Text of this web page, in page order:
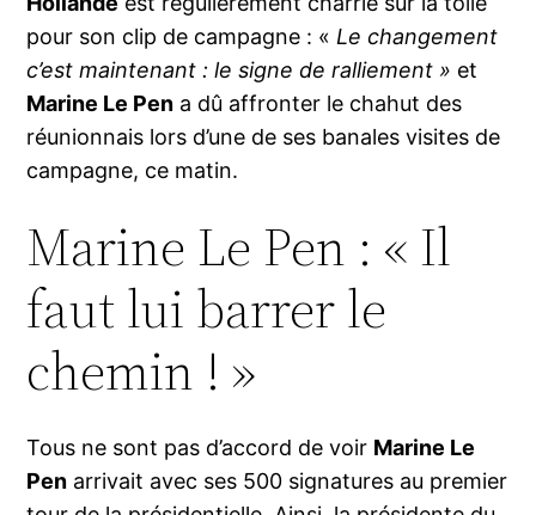
pour son clip de campagne : «Le changement
c’est maintenant : le signe de ralliement » et
Marine Le Pen a dû affronter le chahut des
réunionnais lors d’une de ses banales visites de
campagne, ce matin.
Marine Le Pen : « Il
faut lui barrer le
chemin ! »
Tous ne sont pas d’accord de voir Marine Le
Pen arrivait avec ses 500 signatures au premier